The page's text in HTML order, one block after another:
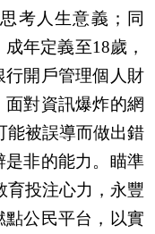
考人生意義；同
年定義至18歲，
開戶管理個人財
對資訊爆炸的網
能被誤導而做出錯
非的能力。瞄準
育投注心力，永豐
公民平台，以實